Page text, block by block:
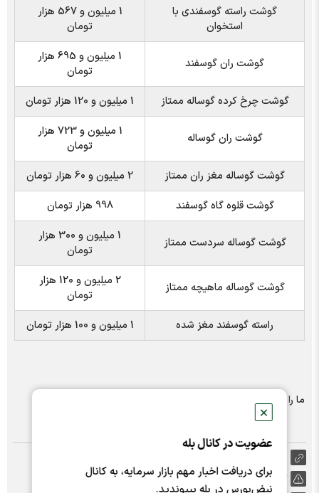
✕
عضویت در کانال بله
برای دریافت اخبار مهم بازار سرمایه، به کانال
گوشت راسته گوسفندی با
استخوان
1 میلیون و 567 هزار
تومان
گوشت ران گوسفند
1 میلیون و 695 هزار
تومان
گوشت چرخ کرده گوساله ممتاز
1 میلیون و 120 هزار تومان
گوشت ران گوساله
1 میلیون و 723 هزار
تومان
گوشت گوساله مغز ران ممتاز
2 میلیون و 60 هزار تومان
گوشت قلوه گاه گوسفند
998 هزار تومان
گوشت گوساله سردست ممتاز
1 میلیون و 300 هزار
تومان
گوشت گوساله ماهیچه ممتاز
2 میلیون و 120 هزار
تومان
راسته گوسفند مغز شده
1 میلیون و 100 هزار تومان
ما را در شبکه های اجتماعی دنبال کنید :
گزارش خطا